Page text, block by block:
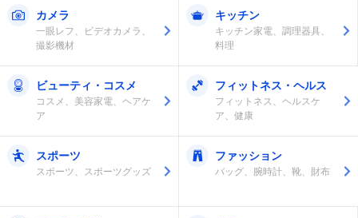
カメラ
一眼レフ、ビデオカメラ、
撮影機材
キッチン
キッチン家電、調理器具、
料理
ビューティ・コスメ
コスメ、美容家電、ヘアケ
ア
フィットネス・ヘルス
フィットネス、ヘルスケ
ア、健康
スポーツ
スポーツ、スポーツグッズ
ファッション
バッグ、腕時計、靴、財布